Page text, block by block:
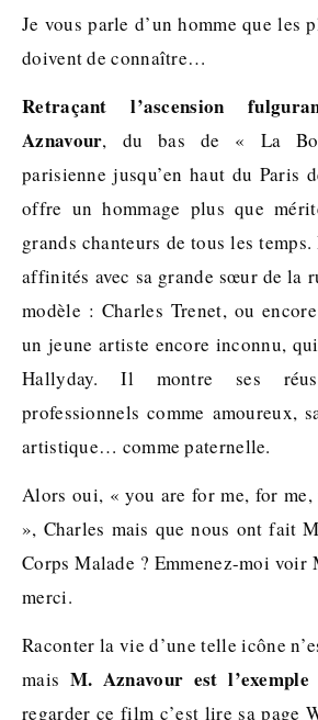
Je vous parle d’un homme que les
doivent de connaître…
Retraçant l’ascension
Aznavour, du bas de « La
parisienne jusqu’en haut du Paris
offre un hommage plus que
grands chanteurs de tous les
affinités avec sa grande sœur de la
modèle : Charles Trenet, ou
un jeune artiste encore inconnu,
Hallyday. Il montre ses
professionnels comme amoureux,
artistique… comme paternelle.
Alors oui, « you are for me, for
», Charles mais que nous ont fait
Corps Malade ? Emmenez-moi voir
merci.
Raconter la vie d’une telle icône
mais M. Aznavour est
regarder ce film c’est lire sa page